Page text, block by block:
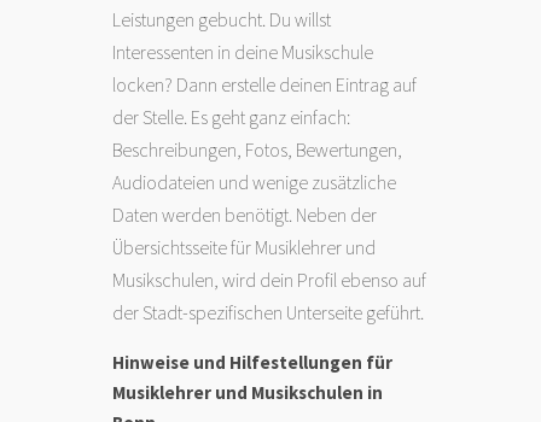
Leistungen gebucht. Du willst
Interessenten in deine Musikschule
locken? Dann erstelle deinen Eintrag auf
der Stelle. Es geht ganz einfach:
Beschreibungen, Fotos, Bewertungen,
Audiodateien und wenige zusätzliche
Daten werden benötigt. Neben der
Übersichtsseite für Musiklehrer und
Musikschulen, wird dein Profil ebenso auf
der Stadt-spezifischen Unterseite geführt.
Hinweise und Hilfestellungen für
Musiklehrer und Musikschulen in